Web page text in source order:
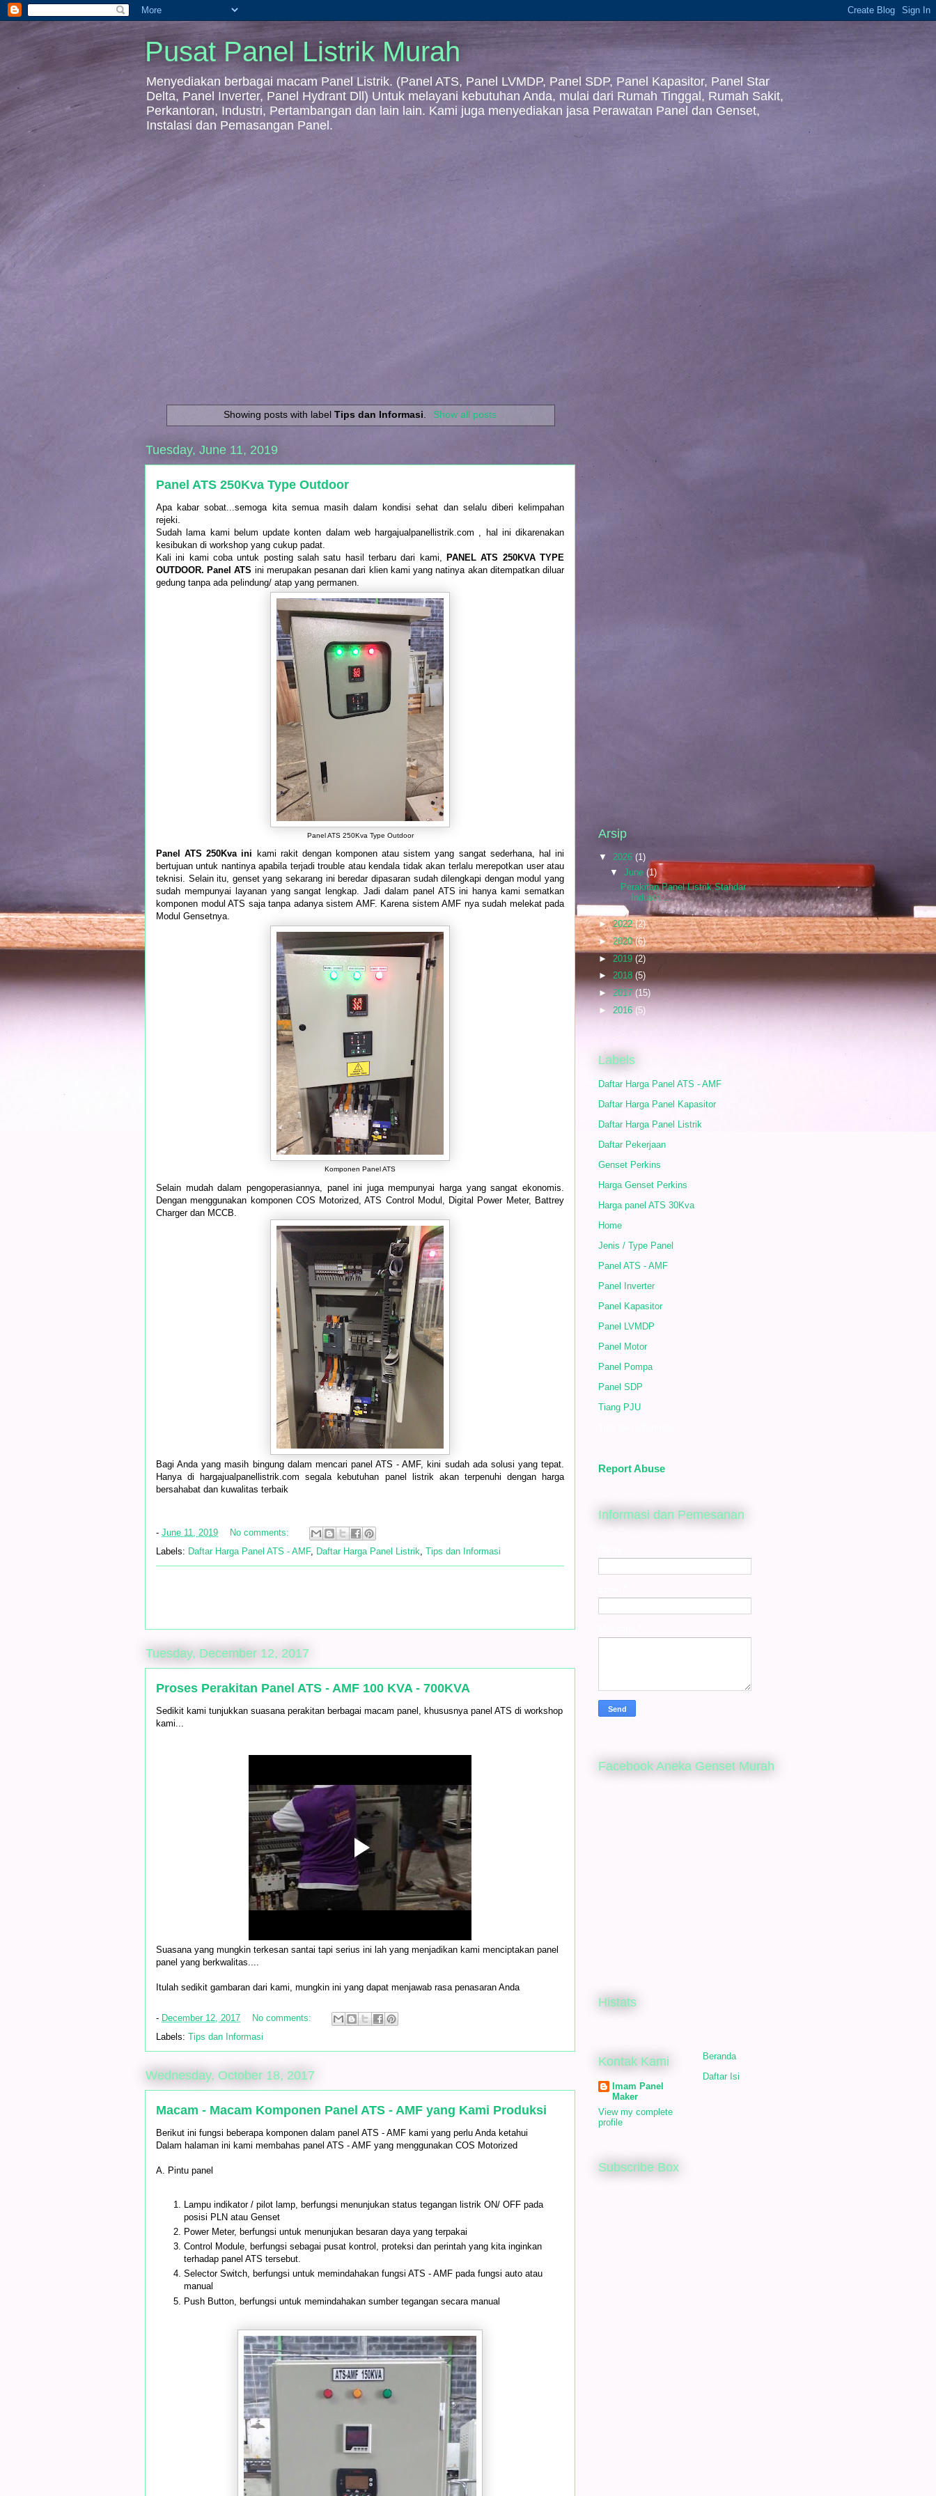
Pusat Panel Listrik Murah
Menyediakan berbagai macam Panel Listrik. (Panel ATS, Panel LVMDP, Panel SDP, Panel Kapasitor, Panel Star
Delta, Panel Inverter, Panel Hydrant Dll) Untuk melayani kebutuhan Anda, mulai dari Rumah Tinggal, Rumah Sakit,
Perkantoran, Industri, Pertambangan dan lain lain. Kami juga menyediakan jasa Perawatan Panel dan Genset,
Instalasi dan Pemasangan Panel.
Showing posts with labelTips dan Informasi. Show all posts
Tuesday, June 11, 2019
Panel ATS 250Kva Type Outdoor
Apa kabar sobat...semoga kita semua masih dalam kondisi sehat dan selalu diberi kelimpahan
rejeki.
Sudah lama kami belum update konten dalam web hargajualpanellistrik.com , hal ini dikarenakan
kesibukan di workshop yang cukup padat.
Kali ini kami coba untuk posting salah satu hasil terbaru dari kami, PANEL ATS 250KVA TYPE
OUTDOOR. Panel ATS ini merupakan pesanan dari klien kami yang natinya akan ditempatkan diluar
gedung tanpa ada pelindung/ atap yang permanen.
Panel ATS 250Kva Type Outdoor
Panel ATS 250Kva ini
kami rakit dengan komponen atau sistem yang sangat sederhana, hal ini
bertujuan untuk nantinya apabila terjadi trouble atau kendala tidak akan terlalu merepotkan user atau
teknisi. Selain itu, genset yang sekarang ini beredar dipasaran sudah dilengkapi dengan modul yang
sudah mempunyai layanan yang sangat lengkap. Jadi dalam panel ATS ini hanya kami sematkan
komponen modul ATS saja tanpa adanya sistem AMF. Karena sistem AMF nya sudah melekat pada
Modul Gensetnya.
Komponen Panel ATS
Selain mudah dalam pengoperasiannya, panel ini juga mempunyai harga yang sangat ekonomis.
Dengan menggunakan komponen COS Motorized, ATS Control Modul, Digital Power Meter, Battrey
Charger dan MCCB.
Bagi Anda yang masih bingung dalam mencari panel ATS - AMF, kini sudah ada solusi yang tepat.
Hanya di hargajualpanellistrik.com segala kebutuhan panel listrik akan terpenuhi dengan harga
bersahabat dan kuwalitas terbaik
- June 11, 2019
No comments:
Labels: Daftar Harga Panel ATS - AMF, Daftar Harga Panel Listrik Tips dan Informasi
Tuesday, December 12, 2017
Proses Perakitan Panel ATS - AMF 100 KVA - 700KVA
Sedikit kami tunjukkan suasana perakitan berbagai macam panel, khususnya panel ATS di workshop
kami...
Suasana yang mungkin terkesan santai tapi serius ini lah yang menjadikan kami menciptakan panel
panel yang berkwalitas....
Itulah sedikit gambaran dari kami, mungkin ini yang dapat menjawab rasa penasaran Anda
- December 12, 2017
No comments:
Labels: Tips dan Informasi
Wednesday, October 18, 2017
Macam - Macam Komponen Panel ATS - AMF yang Kami Produksi
Berikut ini fungsi beberapa komponen dalam panel ATS - AMF kami yang perlu Anda ketahui
Dalam halaman ini kami membahas panel ATS - AMF yang menggunakan COS Motorized
A. Pintu panel
Lampu indikator / pilot lamp, berfungsi menunjukan status tegangan listrik ON/ OFF pada
posisi PLN atau Genset
Power Meter, berfungsi untuk menunjukan besaran daya yang terpakai
Control Module, berfungsi sebagai pusat kontrol, proteksi dan perintah yang kita inginkan
terhadap panel ATS tersebut.
Selector Switch, berfungsi untuk memindahakan fungsi ATS - AMF pada fungsi auto atau
manual
Push Button, berfungsi untuk memindahakan sumber tegangan secara manual
Arsip
▼ 2026 (1)
▼ June (1)
Perakitan Panel Listrik Standar
Industri ...
►2022(2)
►2020(6)
► 2019 (2)
► 2018 (5)
► 2017(15)
► 2016 (5)
Labels
Daftar Harga Panel ATS - AMF
Daftar Harga Panel Kapasitor
Daftar Harga Panel Listrik
Daftar Pekerjaan
Genset Perkins
Harga Genset Perkins
Harga panel ATS 30Kva
Home
Jenis / Type Panel
Panel ATS - AMF
Panel Inverter
Panel Kapasitor
Panel LVMDP
Panel Motor
Panel Pompa
Panel SDP
Tiang PJU
Report Abuse
Informasi dan Pemesanan
Facebook Aneka Genset Murah
Histats
Kontak Kami
Imam Panel
Maker
View my complete
profile
Beranda
Daftar Isi
Subscribe Box